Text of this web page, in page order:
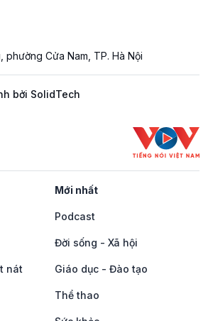
phường Cửa Nam, TP. Hà Nội
bởi SolidTech
Mới nhất
Podcast
Đời sống - Xã hội
nát Giáo dục - Đào tạo
Thể thao